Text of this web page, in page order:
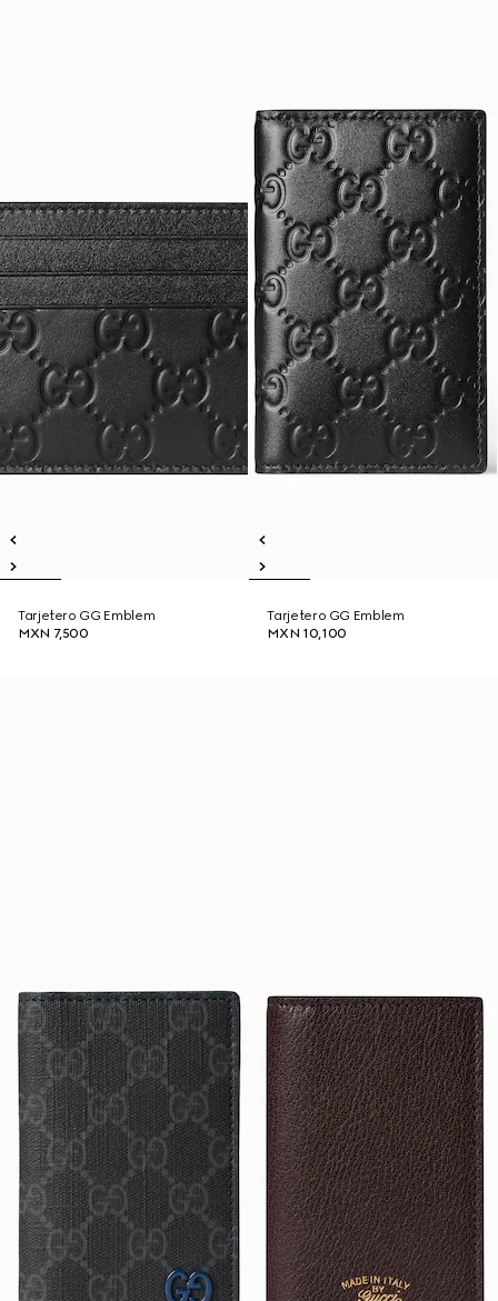
Tarjetero GG Emblem
MXN 7,500
Tarjetero GG Emblem
MXN 10,100